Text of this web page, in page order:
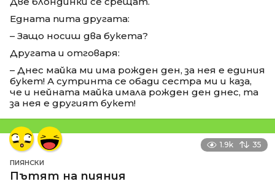
Едната пита другата:
– Защо носиш два букета?
Другата и отговаря:
– Днес майка ми има рожден ден, за нея е единия
букет! А сутринта се обади сестра ми и каза,
че и нейната майка имала рожден ден днес, та
за нея е другият букет!
1.9k 35
ПИЯНСКИ
Пътят на пияния